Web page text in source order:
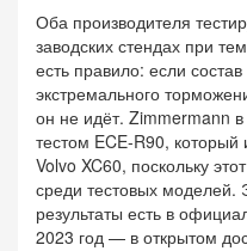
Оба производителя
заводских стендах при
есть правило: если
экстремального
он не идёт. Zimmermann
тестом ECE-R90, который
Volvo XC60, поскольку
среди тестовых моделей.
результаты есть в
2023 год — в открытом